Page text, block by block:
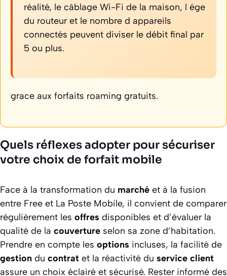
réalité, le câblage Wi-Fi de la maison, l ége
du routeur et le nombre d appareils
connectés peuvent diviser le débit final par
5 ou plus.
grace aux forfaits roaming gratuits.
Quels réflexes adopter pour sécuriser
votre choix de forfait mobile
Face à la transformation du marché et à la fusion
entre Free et La Poste Mobile, il convient de comparer
régulièrement les offres disponibles et d’évaluer la
qualité de la couverture selon sa zone d’habitation.
Prendre en compte les options incluses, la facilité de
gestion du contrat et la réactivité du service client
assure un choix éclairé et sécurisé. Rester informé des